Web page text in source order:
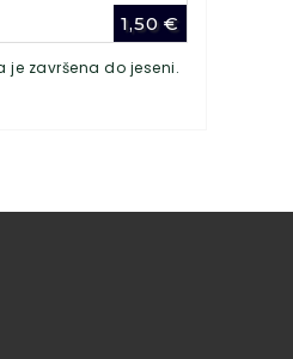
1,50€
je završena do jeseni.